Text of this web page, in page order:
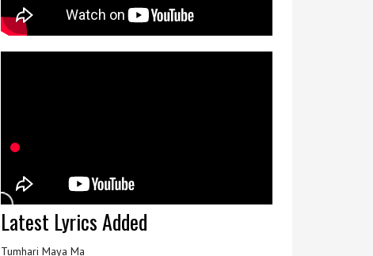
Latest Lyrics Added
Tumhari Maya Ma